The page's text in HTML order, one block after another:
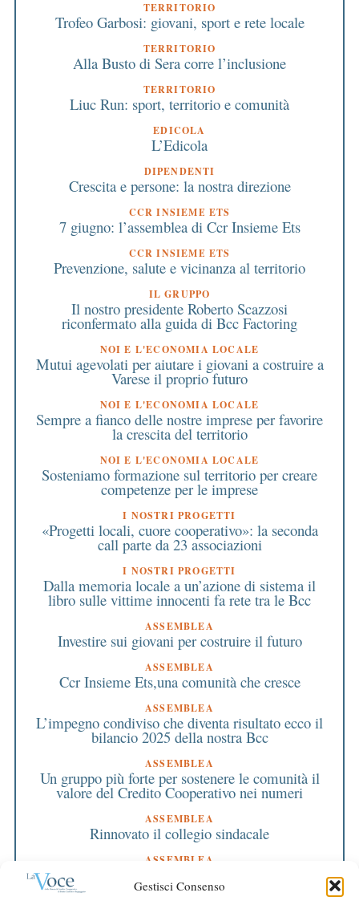
Gestisci Consenso
TERRITORIO
Trofeo Garbosi: giovani, sport e rete locale
TERRITORIO
Alla Busto di Sera corre l’inclusione
TERRITORIO
Liuc Run: sport, territorio e comunità
EDICOLA
L’Edicola
DIPENDENTI
Crescita e persone: la nostra direzione
CCR INSIEME ETS
7 giugno: l’assemblea di Ccr Insieme Ets
CCR INSIEME ETS
Prevenzione, salute e vicinanza al territorio
IL GRUPPO
Il nostro presidente Roberto Scazzosi
riconfermato alla guida di Bcc Factoring
NOI E L'ECONOMIA LOCALE
Mutui agevolati per aiutare i giovani a costruire a
Varese il proprio futuro
NOI E L'ECONOMIA LOCALE
Sempre a fianco delle nostre imprese per favorire
la crescita del territorio
NOI E L'ECONOMIA LOCALE
Sosteniamo formazione sul territorio per creare
competenze per le imprese
I NOSTRI PROGETTI
«Progetti locali, cuore cooperativo»: la seconda
call parte da 23 associazioni
I NOSTRI PROGETTI
Dalla memoria locale a un’azione di sistema il
libro sulle vittime innocenti fa rete tra le Bcc
ASSEMBLEA
Investire sui giovani per costruire il futuro
ASSEMBLEA
Ccr Insieme Ets,una comunità che cresce
ASSEMBLEA
L’impegno condiviso che diventa risultato ecco il
bilancio 2025 della nostra Bcc
ASSEMBLEA
Un gruppo più forte per sostenere le comunità il
valore del Credito Cooperativo nei numeri
ASSEMBLEA
Rinnovato il collegio sindacale
ASSEMBLEA
Bilancio approvato all’unanimità e 2 milioni
destinati al territorio